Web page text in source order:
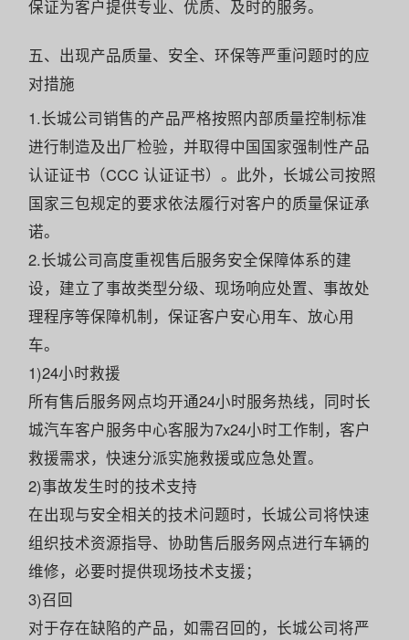
保证为客户提供专业、优质、及时的服务。
五、出现产品质量、安全、环保等严重问题时的应
对措施
1.长城公司销售的产品严格按照内部质量控制标准
进行制造及出厂检验，并取得中国国家强制性产品
认证证书（CCC 认证证书）。此外，长城公司按照
国家三包规定的要求依法履行对客户的质量保证承
诺。
2.长城公司高度重视售后服务安全保障体系的建
设，建立了事故类型分级、现场响应处置、事故处
理程序等保障机制，保证客户安心用车、放心用
车。
1)24小时救援
所有售后服务网点均开通24小时服务热线，同时长
城汽车客户服务中心客服为7x24小时工作制，客户
救援需求，快速分派实施救援或应急处置。
2)事故发生时的技术支持
在出现与安全相关的技术问题时，长城公司将快速
组织技术资源指导、协助售后服务网点进行车辆的
维修，必要时提供现场技术支援；
3)召回
对于存在缺陷的产品，如需召回的，长城公司将严